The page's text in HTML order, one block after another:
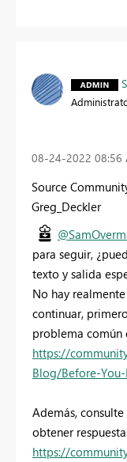
‎08-24-2022 08:56
Source
Greg_Deckler
para seguir,
texto y salida
No hay
continuar,
problema común
https://
Blog/Before-
Además,
obtener
https://